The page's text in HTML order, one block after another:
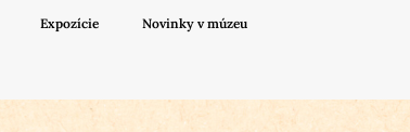
Expozície
Novinky v múzeu